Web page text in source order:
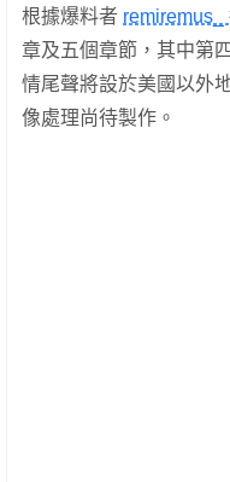
根據爆料者 remiremus_
章及五個章節，其中第
情尾聲將設於美國以外
像處理尚待製作。